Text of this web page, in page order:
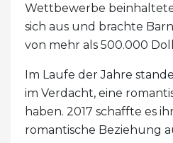
Wettbewerbe
sich aus und brachte
von mehr als 500.000
Im Laufe der Jahre
im Verdacht, eine
haben. 2017 schaffte es
romantische Beziehung